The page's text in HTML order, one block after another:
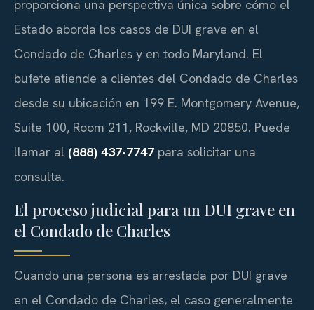
proporciona una perspectiva única sobre cómo el
Estado aborda los casos de DUI grave en el
Condado de Charles y en todo Maryland. El
bufete atiende a clientes del Condado de Charles
desde su ubicación en 199 E. Montgomery Avenue,
Suite 100, Room 211, Rockville, MD 20850. Puede
llamar al (888) 437-7747 para solicitar una
consulta.
El proceso judicial para un DUI grave en
el Condado de Charles
Cuando una persona es arrestada por DUI grave
en el Condado de Charles, el caso generalmente